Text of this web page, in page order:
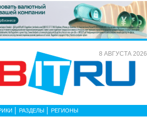
8 АВГУСТА 2026
РАЗДЕЛЫ РЕГИОНЫ